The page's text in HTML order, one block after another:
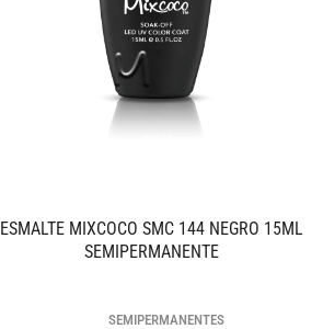
ESMALTE MIXCOCO SMC 144 NEGRO 15ML
SEMIPERMANENTE
SEMIPERMANENTES